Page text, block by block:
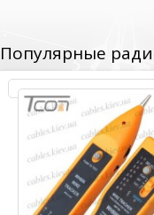
Популярные